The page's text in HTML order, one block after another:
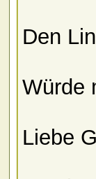
Den
Würde
Liebe